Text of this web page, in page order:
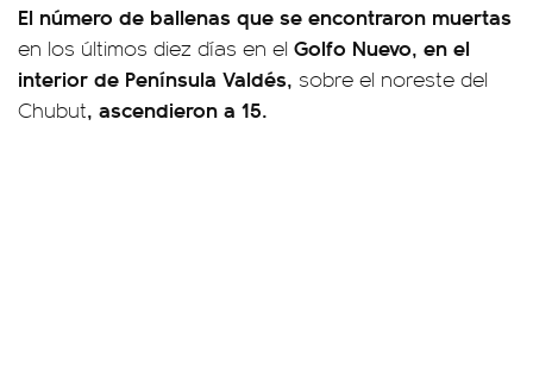
El número de ballenas que se encontraron muertas
en los últimos diez días en el Golfo Nuevo, en el
interior de Península Valdés, sobre el noreste del
Chubut, ascendieron a 15.